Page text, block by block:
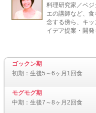
料理研究家／ベ
エの講師など、
念する傍ら、キ
イデア提案・開
ゴックン期
初期：生後5～6ヶ月1回食
モグモグ期
中期：生後7～8ヶ月2回食